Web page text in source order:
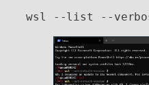
wsl --list --